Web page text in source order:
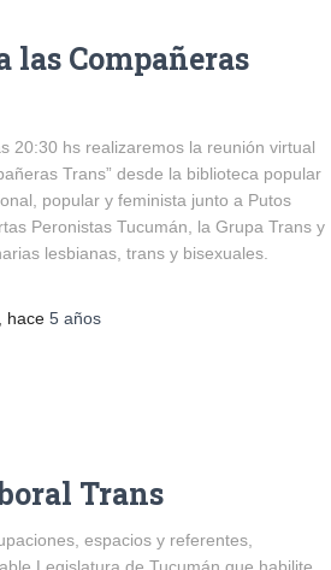
las Compañeras
20:30 hs realizaremos la reunión virtual
Trans” desde la biblioteca popular
popular y feminista junto a Putos
Peronistas Tucumán, la Grupa Trans y
lesbianas, trans y bisexuales.
, hace 5 años
Trans
espacios y referentes,
Legislatura de Tucumán que habilite,